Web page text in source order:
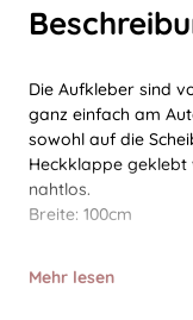
Die Aufkleber sind
ganz einfach am
sowohl auf die
Heckklappe geklebt
nahtlos.
Breite: 100cm
Mehr lesen